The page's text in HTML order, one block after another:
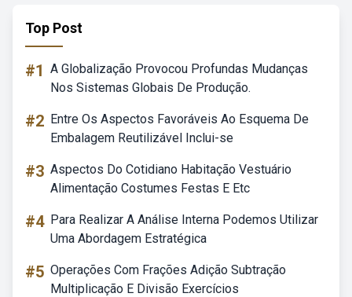
Top Post
#1 A Globalização Provocou Profundas Mudanças
Nos Sistemas Globais De Produção.
#2 Entre Os Aspectos Favoráveis Ao Esquema De
Embalagem Reutilizável Inclui-se
#3 Aspectos Do Cotidiano Habitação Vestuário
Alimentação Costumes Festas E Etc
#4 Para Realizar A Análise Interna Podemos Utilizar
Uma Abordagem Estratégica
#5 Operações Com Frações Adição Subtração
Multiplicação E Divisão Exercícios